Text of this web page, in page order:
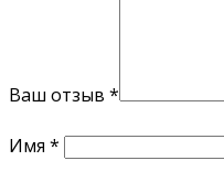
Ваш отзыв *
Имя *